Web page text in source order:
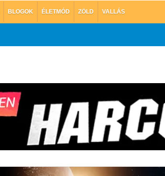
BLOGOK ÉLETMÓD ZÖLD VALLÁS